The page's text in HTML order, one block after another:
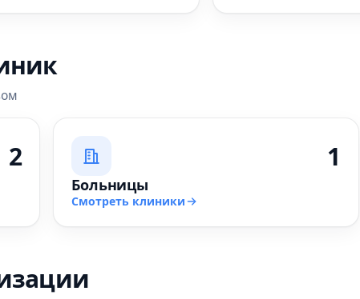
2 1
Больницы
Смотреть клиники